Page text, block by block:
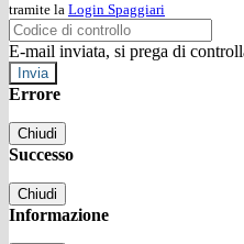
tramite la Login Spaggiari
E-mail inviata, si prega di
Errore
Chiudi
Successo
Chiudi
Informazione